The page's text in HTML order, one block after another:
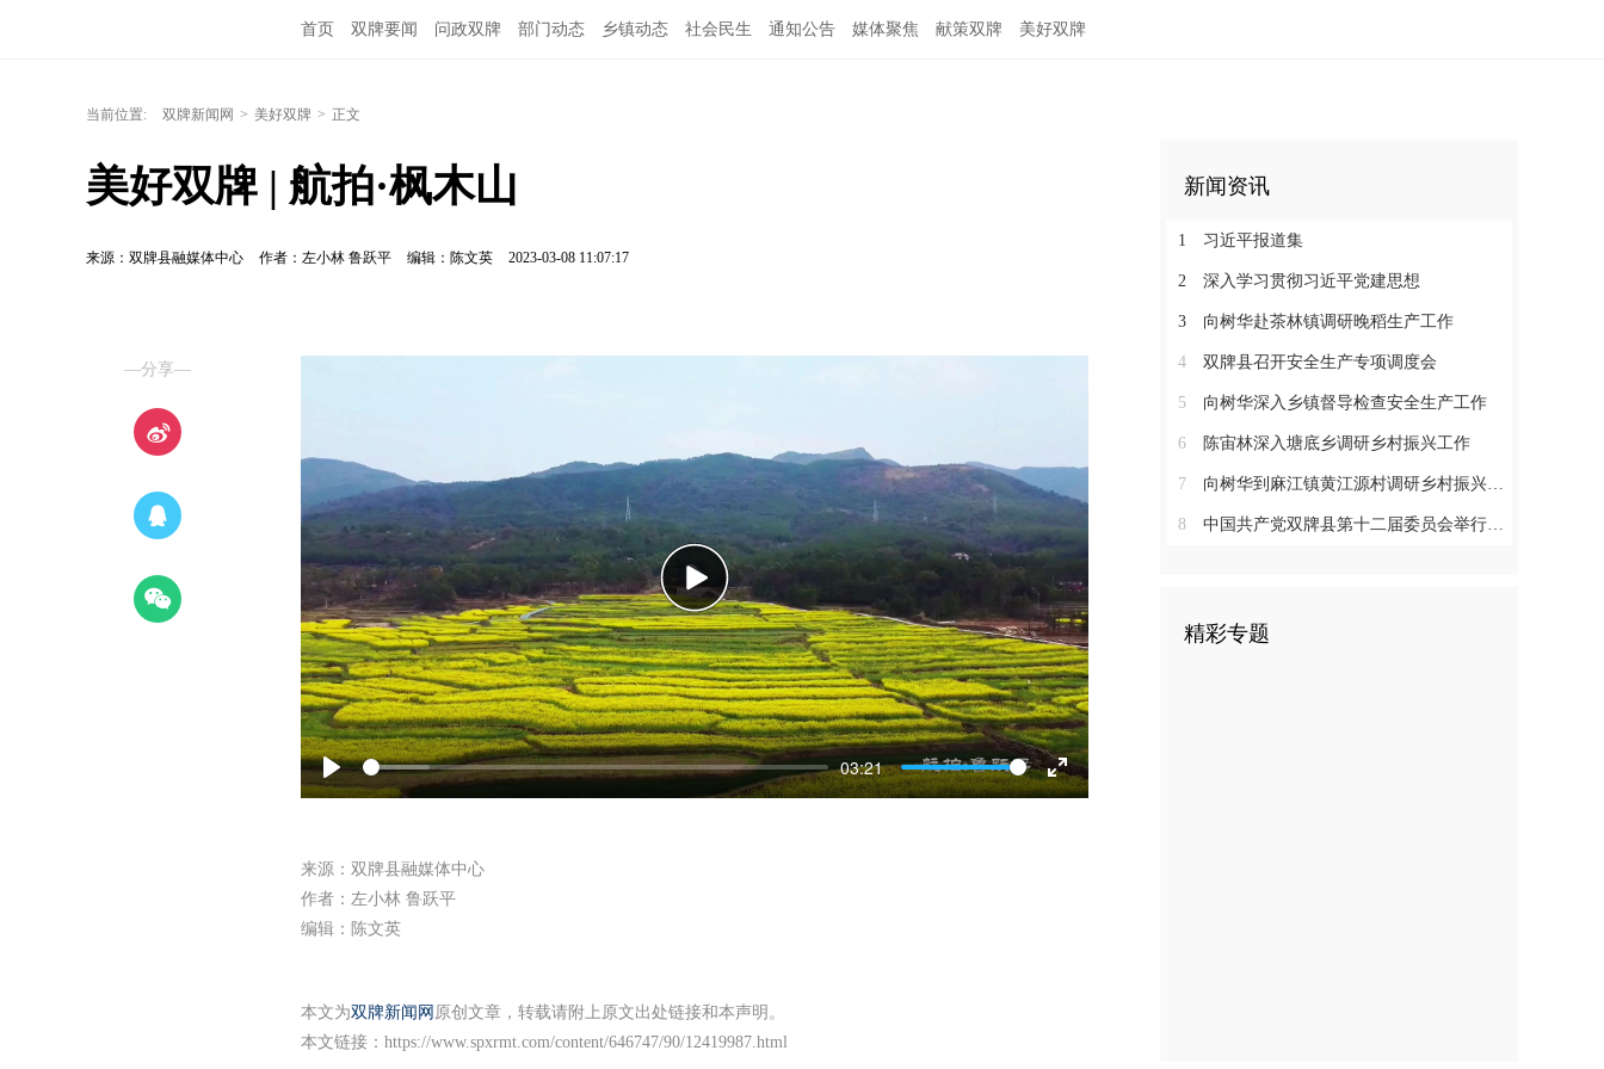
首页 双牌要闻 问政双牌 部门动态 乡镇动态 社会民生 通知公告 媒体聚焦 献策双牌 美好双牌
当前位置: 双牌新闻网 > 美好双牌 > 正文
美好双牌 | 航拍·枫木山
来源：双牌县融媒体中心 作者：左小林 鲁跃平 编辑：陈文英 2023-03-08 11:07:17
—分享—
P
a
y
03:21
E
P
l
a
y
来源：双牌县融媒体中心
作者：左小林 鲁跃平
编辑：陈文英
本文为双牌新闻网 原创文章，转载请附上原文出处链接和本声明。
本文链接： https://www.spxrmt.com/content/646747/90/12419987.html
新闻资讯
1 习近平报道集
2 深入学习贯彻习近平党建思想
3 向树华赴茶林镇调研晚稻生产工作
4 双牌县召开安全生产专项调度会
5 向树华深入乡镇督导检查安全生产工作
6 陈宙林深入塘底乡调研乡村振兴工作
7 向树华到麻江镇黄江源村调研乡村振兴工作
8 中国共产党双牌县第十二届委员会举行第一次全体会议
精彩专题